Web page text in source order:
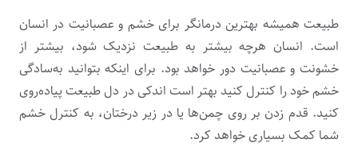
طبیعت همیشه بهترین درمانگر برای خشم و عصبانیت در انسان
است. انسان هرچه بیشتر به طبیعت نزدیک شود، بیشتر از
خشونت و عصبانیت دور خواهد بود. برای اینکه بتوانید به‌سادگی
خشم خود را کنترل کنید بهتر است اندکی در دل طبیعت پیاده‌روی
کنید. قدم ‌زدن بر روی چمن‌ها یا در زیر درختان، به کنترل خشم
شما کمک بسیاری خواهد کرد.